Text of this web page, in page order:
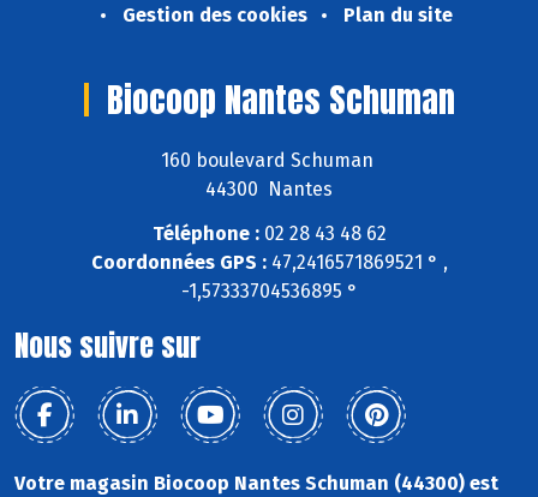
Gestion des cookies
Plan du site
Biocoop Nantes Schuman
160 boulevard Schuman
44300 Nantes
Téléphone :02 28 43 48 62
Coordonnées GPS :47,2416571869521 ° ,
-1,57333704536895 °
Nous suivre sur
Votre magasin Biocoop Nantes Schuman (44300) est